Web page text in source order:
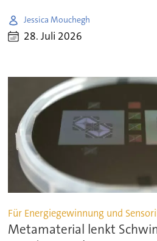
Jessica Mouchegh
28. Juli 2026
Für Energiegewinnung und
Metamaterial lenkt